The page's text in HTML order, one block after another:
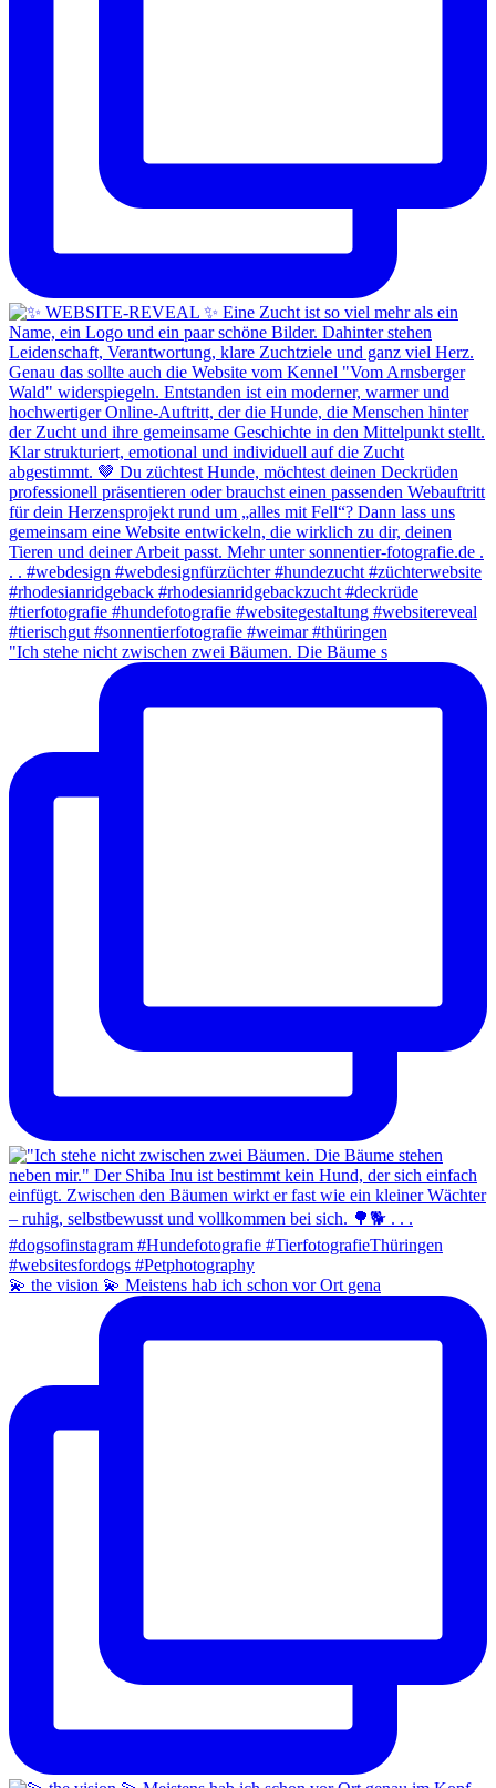
"Ich stehe nicht zwischen zwei Bäumen. Die Bäume s
💫 the vision 💫 Meistens hab ich schon vor Ort gena